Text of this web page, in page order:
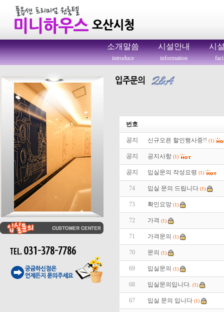
소개말씀
introduce
시설안내
information
시
번호
공지 신규오픈 할인행사중!! (1)
공지 공지사항 (1)
공지 입실문의 작성요령 (1)
74 입실 문의 드립니다 (1)
73 확인요망 (1)
72 가격 (1)
71 가격문의 (1)
70 문의 (1)
69 입실문의 (1)
68 입실문의입니다. (1)
67 입실 문의 입니다 (1)